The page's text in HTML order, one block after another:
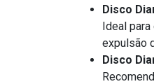
Disco
Ideal
expulsão
Disco